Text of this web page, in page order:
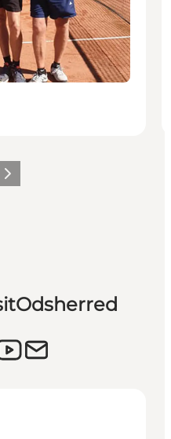
Folie
Nächste Folie